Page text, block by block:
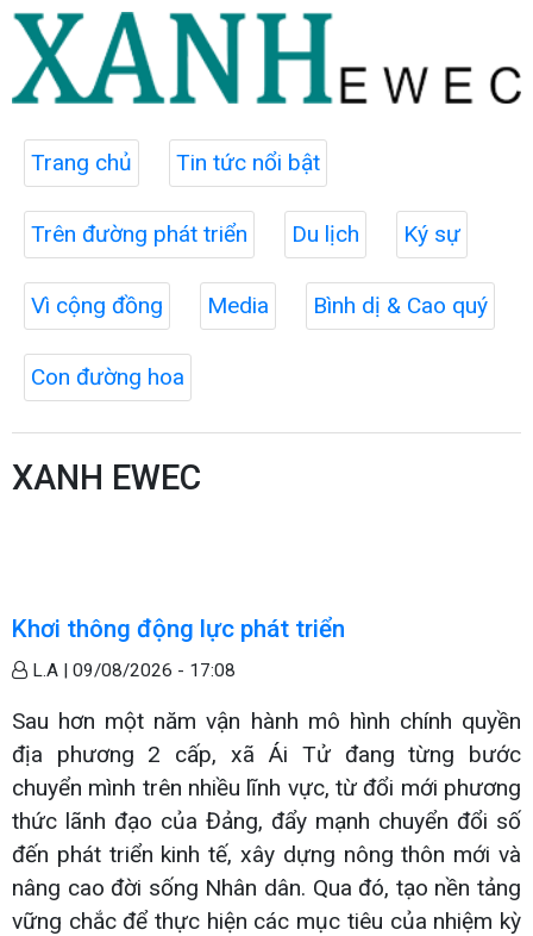
Trang chủ Tin tức nổi bật
Trên đường phát triển Du lịch Ký sự
Vì cộng đồng Media Bình dị & Cao quý
Con đường hoa
XANH EWEC
Khơi thông động lực phát triển
L.A | 09/08/2026 - 17:08
Sau hơn một năm vận hành mô hình chính quyền
địa phương 2 cấp, xã Ái Tử đang từng bước
chuyển mình trên nhiều lĩnh vực, từ đổi mới phương
thức lãnh đạo của Đảng, đẩy mạnh chuyển đổi số
đến phát triển kinh tế, xây dựng nông thôn mới và
nâng cao đời sống Nhân dân. Qua đó, tạo nền tảng
vững chắc để thực hiện các mục tiêu của nhiệm kỳ